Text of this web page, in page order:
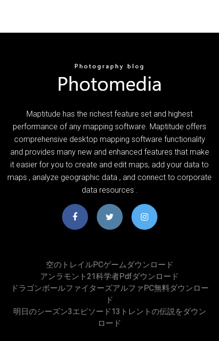
Maptitude has the richest feature set and highest
performance of any mapping software. Maptitude offers
comprehensive desktop mapping software functionality
and provides many new and enhanced features that make
it easier for you to create and edit maps, add your data to
maps , analyze geographic data , and connect to corporate
data resources .
空のトレイルPCゲームダウンロード
アンラモント21科学者pdfダウンロード
ドラゴンボールファイターズアルファPC無料ダウンロー
ド
明日のシーズン3エピソード13トレントの伝説をダウン
ロード